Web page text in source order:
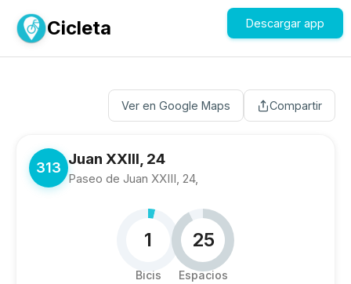
Cicleta Descargar app
Ver en Google Maps Compartir
313 Juan XXIII, 24
Paseo de Juan XXIII, 24,
1
Bicis
25
Espacios